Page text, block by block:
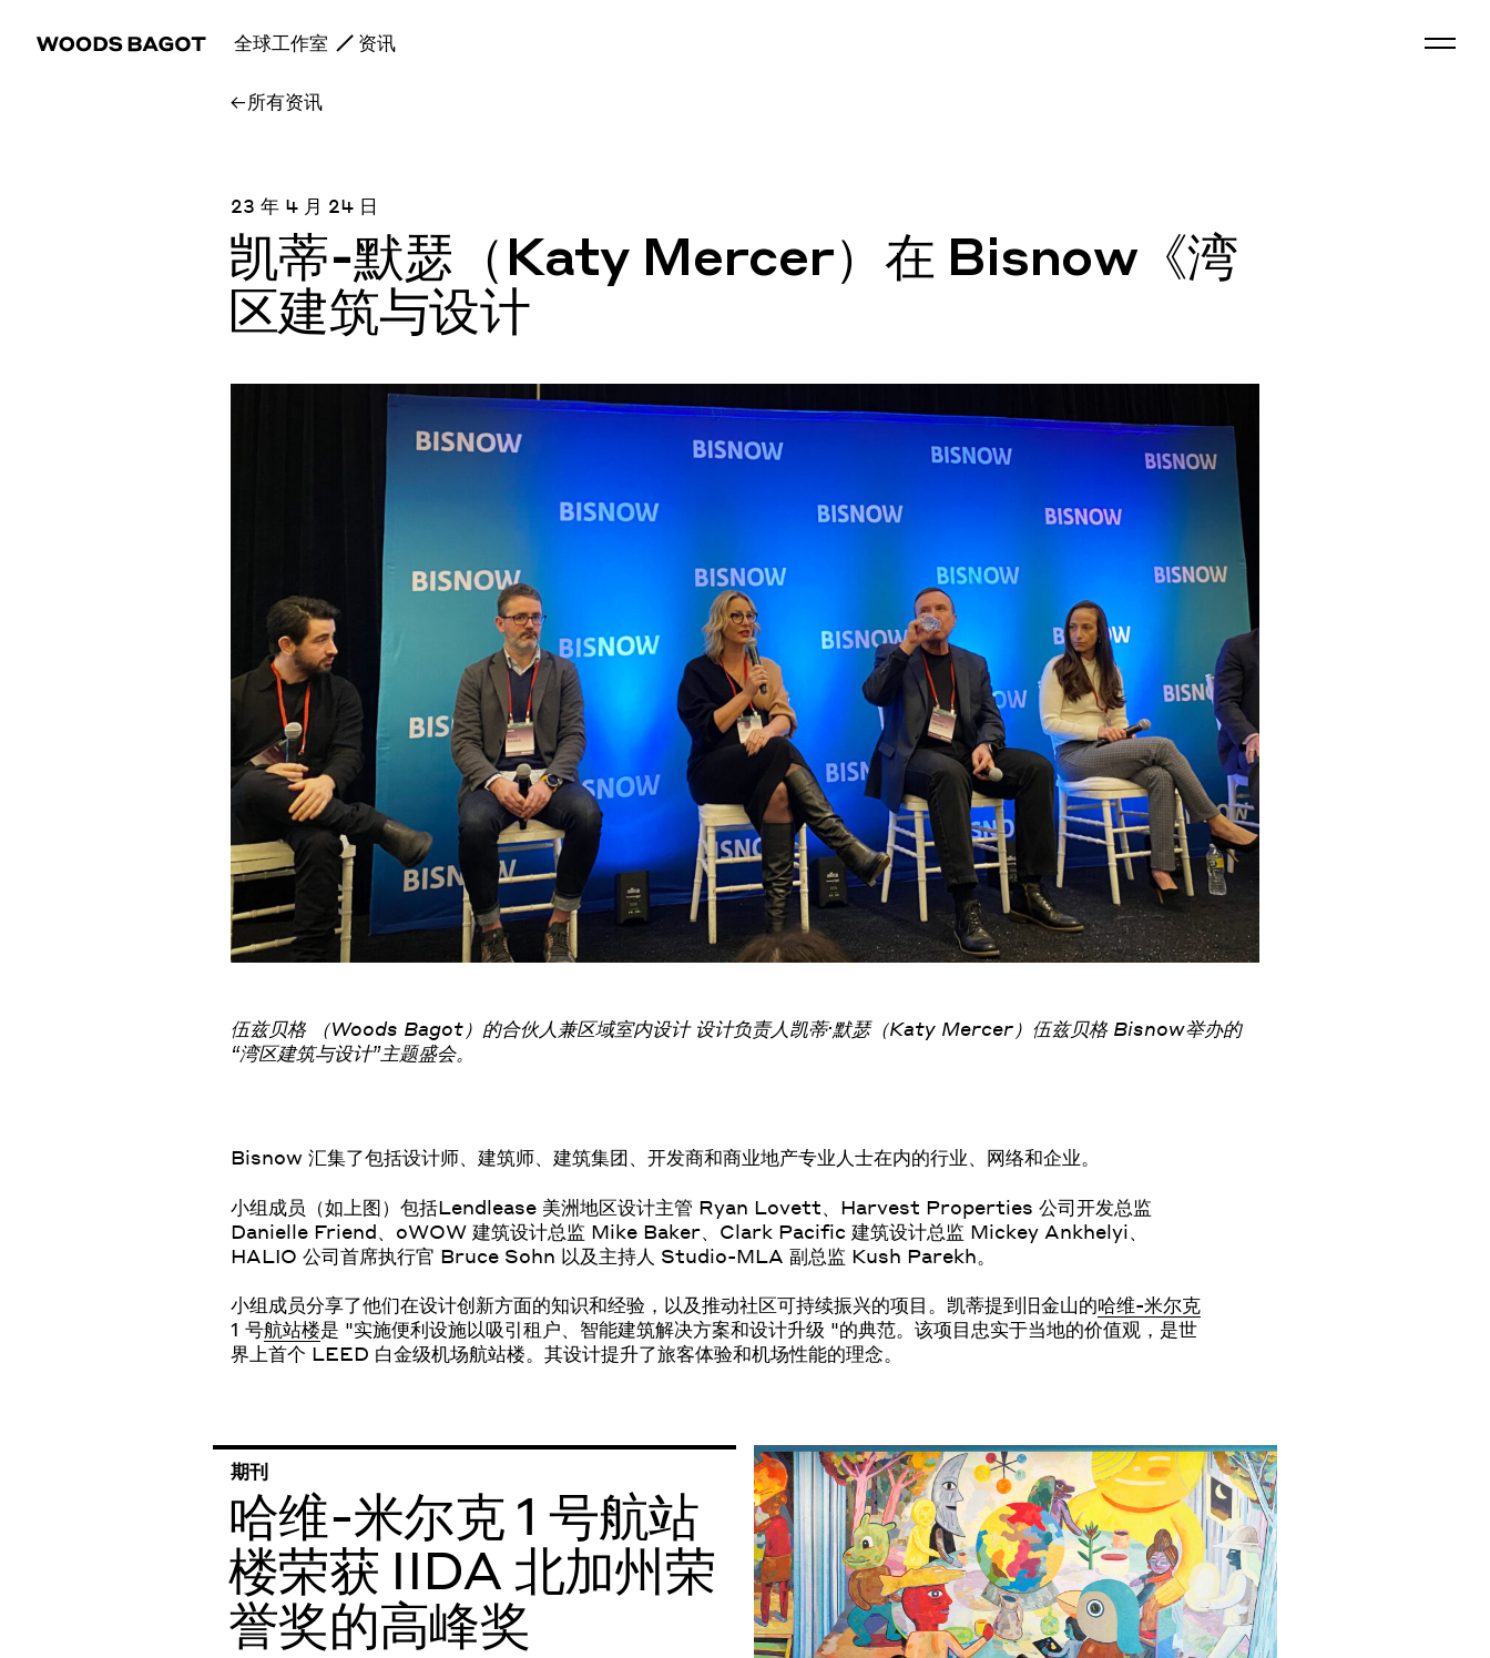
全球工作室 资讯
所有资讯
23 年 4 月 24 日
凯蒂-默瑟（Katy Mercer）在 Bisnow《湾
区建筑与设计
伍兹贝格 （Woods Bagot）的合伙人兼区域室内设计 设计负责人凯蒂·默瑟（Katy Mercer）伍兹贝格 Bisnow举办的
“湾区建筑与设计”主题盛会。
Bisnow 汇集了包括设计师、建筑师、建筑集团、开发商和商业地产专业人士在内的行业、网络和企业。
小组成员（如上图）包括Lendlease 美洲地区设计主管 Ryan Lovett、Harvest Properties 公司开发总监
Danielle Friend、oWOW 建筑设计总监 Mike Baker、Clark Pacific 建筑设计总监 Mickey Ankhelyi、
HALIO 公司首席执行官 Bruce Sohn 以及主持人 Studio-MLA 副总监 Kush Parekh。
小组成员分享了他们在设计创新方面的知识和经验，以及推动社区可持续振兴的项目。凯蒂提到旧金山的哈维-米尔克
1 号航站楼是 "实施便利设施以吸引租户、智能建筑解决方案和设计升级 "的典范。该项目忠实于当地的价值观，是世
界上首个 LEED 白金级机场航站楼。其设计提升了旅客体验和机场性能的理念。
期刊
哈维-米尔克 1 号航站
楼荣获 IIDA 北加州荣
誉奖的高峰奖